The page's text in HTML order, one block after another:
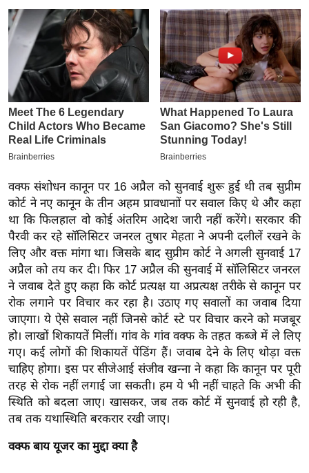
प
र
मि
सा
ल
बे
मि
सा
श
ख्सि
य
त
यं
ग
इं
डि
या
सा
हि
त्य
ज
त
वक्फ संशोधन कानून पर 16 अप्रैल को सुनवाई शुरू हुई थी तब सुप्रीम
कोर्ट ने नए कानून के तीन अहम प्रावधानाों पर सवाल किए थे और कहा
था कि फिलहाल वो कोई अंतरिम आदेश जारी नहीं करेंगे। सरकार की
पैरवी कर रहे सॉलिसिटर जनरल तुषार मेहता ने अपनी दलीलें रखने के
लिए और वक्त मांगा था। जिसके बाद सुप्रीम कोर्ट ने अगली सुनवाई 17
अप्रैल को तय कर दी। फिर 17 अप्रैल की सुनवाई में सॉलिसिटर जनरल
ने जवाब देते हुए कहा कि कोर्ट प्रत्यक्ष या अप्रत्यक्ष तरीके से कानून पर
रोक लगाने पर विचार कर रहा है। उठाए गए सवालों का जवाब दिया
जाएगा। ये ऐसे सवाल नहीं जिनसे कोर्ट स्टे पर विचार करने को मजबूर
हो। लाखों शिकायतें मिलीं। गांव के गांव वक्फ के तहत कब्जे में ले लिए
गए। कई लोगों की शिकायतें पेंडिंग हैं। जवाब देने के लिए थोड़ा वक्त
चाहिए होगा। इस पर सीजेआई संजीव खन्ना ने कहा कि कानून पर पूरी
तरह से रोक नहीं लगाई जा सकती। हम ये भी नहीं चाहते कि अभी की
स्थिति को बदला जाए। खासकर, जब तक कोर्ट में सुनवाई हो रही है,
तब तक यथास्थिति बरकरार रखी जाए।
वक्फ बाय यूजर का मुद्दा क्या है